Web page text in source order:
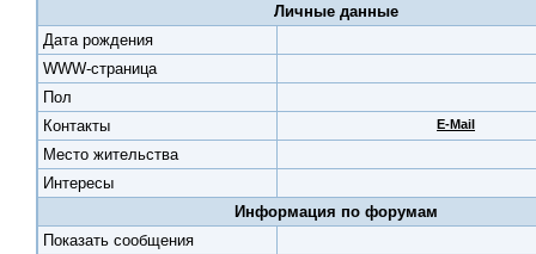
Личные данные
Дата рождения
WWW-страница
Пол
Контакты
E-Mail
Место жительства
Интересы
Информация по форумам
Показать сообщения